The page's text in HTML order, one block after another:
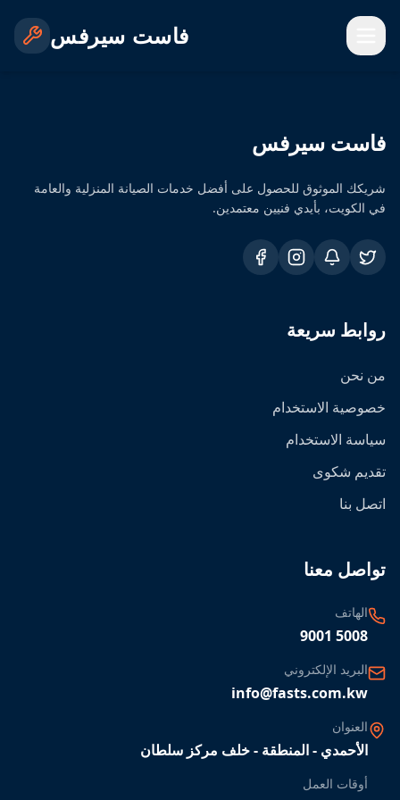
فاست سيرفس
فاست سيرفس
شريكك الموثوق للحصول على أفضل خدمات الصيانة المنزلية والعامة
في الكويت، بأيدي فنيين معتمدين.
روابط سريعة
من نحن
خصوصية الاستخدام
سياسة الاستخدام
تقديم شكوى
اتصل بنا
تواصل معنا
الهاتف
9001 5008
البريد الإلكتروني
info@fasts.com.kw
العنوان
الأحمدي - المنطقة - خلف مركز سلطان
أوقات العمل